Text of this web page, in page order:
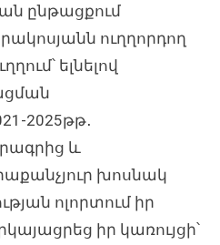
ընթացքում
ուղղորդող
ելնելով
2025թթ․
և
խոսնակ
ոլորտում իր
իր կառույցի՝